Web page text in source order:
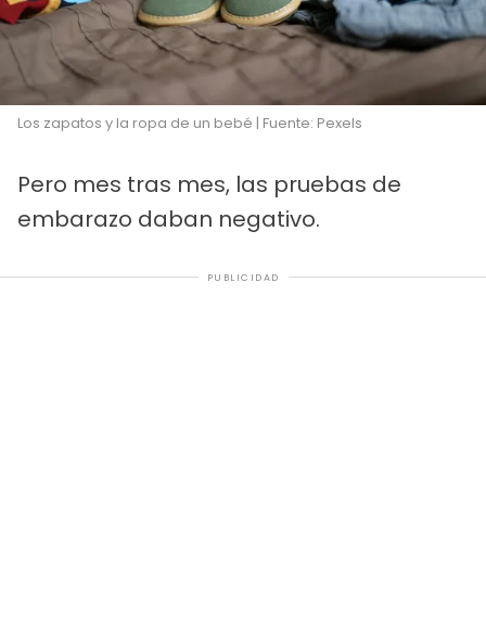
Los zapatos y la ropa de un bebé | Fuente: Pexels
Pero mes tras mes, las pruebas de
embarazo daban negativo.
PUBLICIDAD